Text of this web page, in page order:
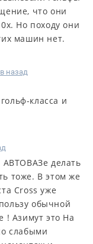
что они
Но походу они
машин нет.
назад
класса и
АВТОВАЗе делать
тоже. В этом же
Cross уже
обычной
! Азимут это На
слабыми